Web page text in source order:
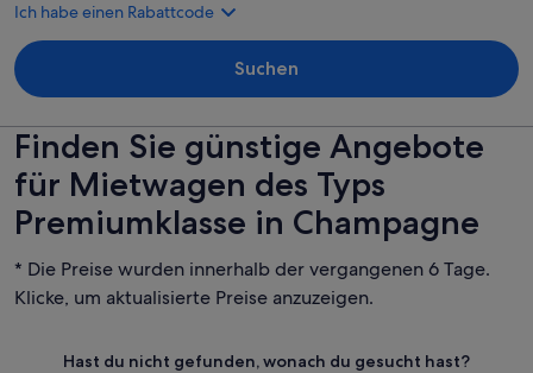
Ich habe einen Rabattcode
Suchen
Finden Sie günstige Angebote
für Mietwagen des Typs
Premiumklasse in Champagne
* Die Preise wurden innerhalb der vergangenen 6 Tage.
Klicke, um aktualisierte Preise anzuzeigen.
Hast du nicht gefunden, wonach du gesucht hast?